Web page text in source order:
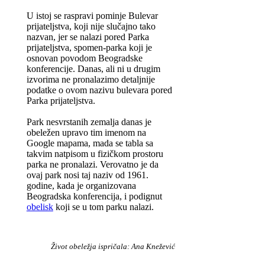
U istoj se raspravi pominje Bulevar
prijateljstva, koji nije slučajno tako
nazvan, jer se nalazi pored Parka
prijateljstva, spomen-parka koji je
osnovan povodom Beogradske
konferencije. Danas, ali ni u drugim
izvorima ne pronalazimo detaljnije
podatke o ovom nazivu bulevara pored
Parka prijateljstva.
Park nesvrstanih zemalja danas je
obeležen upravo tim imenom na
Google mapama, mada se tabla sa
takvim natpisom u fizičkom prostoru
parka ne pronalazi. Verovatno je da
ovaj park nosi taj naziv od 1961.
godine, kada je organizovana
Beogradska konferencija, i podignut
obeliskkoji se u tom parku nalazi.
Život obeležja ispričala: Ana Knežević